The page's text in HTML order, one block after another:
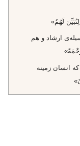
ارشاد و هم
انسان زمينه